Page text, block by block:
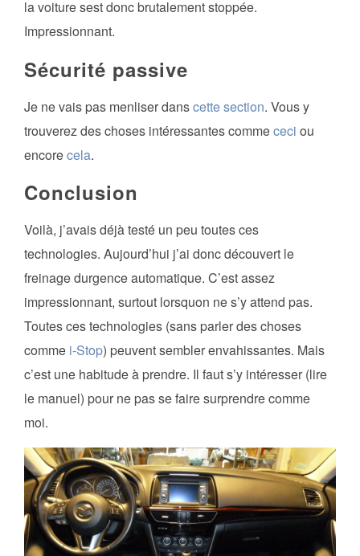
la voiture sest donc brutalement stoppée.
Impressionnant.
Sécurité passive
Je ne vais pas menliser danscette section. Vous y
trouverez des choses intéressantes commececi ou
encorecela.
Conclusion
Voilà, j’avais déjà testé un peu toutes ces
technologies. Aujourd’hui j’ai donc découvert le
freinage durgence automatique. C’est assez
impressionnant, surtout lorsquon ne s’y attend pas.
Toutes ces technologies (sans parler des choses
comme i-Stop) peuvent sembler envahissantes. Mais
c’est une habitude à prendre. Il faut s’y intéresser (lire
le manuel) pour ne pas se faire surprendre comme
moi.